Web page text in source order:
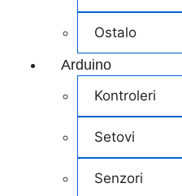
Ostalo
Arduino
Kontroleri
Setovi
Senzori